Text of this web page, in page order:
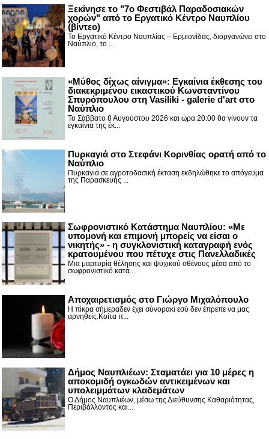
Ξεκίνησε το "7ο Φεστιβάλ Παραδοσιακών
χορών" από το Εργατικό Κέντρο Ναυπλίου
(βίντεο)
Το Εργατικό Κέντρο Ναυπλίας – Ερμιονίδας, διοργανώνει στο
Ναύπλιο, το ...
«Μύθος δίχως αίνιγμα»: Εγκαίνια έκθεσης του
διακεκριμένου εικαστικού Κωνσταντίνου
Σπυρόπουλου στη Vasiliki - galerie d'art στο
Ναύπλιο
Το Σάββατο 8 Αυγούστου 2026 και ώρα 20:00 θα γίνουν τα
εγκαίνια της έκ...
Πυρκαγιά στο Στεφάνι Κορινθίας ορατή από το
Ναύπλιο
Πυρκαγιά σε αγροτοδασική έκταση εκδηλώθηκε το απόγευμα
της Παρασκευής ...
Σωφρονιστικό Κατάστημα Ναυπλίου: «Με
υπομονή και επιμονή μπορείς να είσαι ο
νικητής» - η συγκλονιστική καταγραφή ενός
κρατουμένου που πέτυχε στις Πανελλαδικές
Μια μαρτυρία θέλησης και ψυχικού σθένους μέσα από το
σωφρονιστικό κατά...
Αποχαιρετισμός στο Γιώργο Μιχαλόπουλο
Η πίκρα σήμεραδεν έχει σύνορακι εσύ δεν έπρεπε να μας
αρνηθείς.Κοίτα π...
Δήμος Ναυπλιέων: Σταματάει για 10 μέρες η
αποκομιδή ογκωδών αντικειμένων και
υπολειμμάτων κλαδεμάτων
Ο Δήμος Ναυπλιέων, μέσω της Διεύθυνσης Καθαριότητας,
Περιβάλλοντος και...